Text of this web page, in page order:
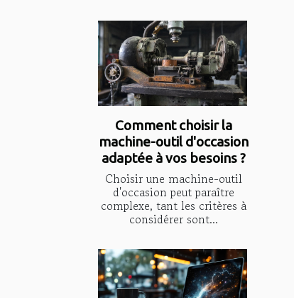
Comment choisir la
machine-outil d'occasion
adaptée à vos besoins ?
Choisir une machine-outil
d'occasion peut paraître
complexe, tant les critères à
considérer sont...